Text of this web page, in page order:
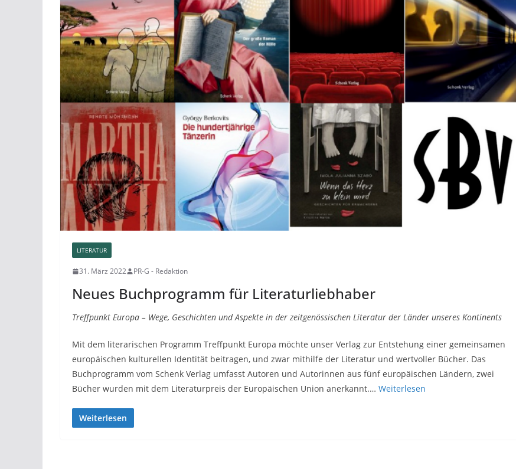
LITERATUR
31. März 2022 PR-G - Redaktion
Neues Buchprogramm für Literaturliebhaber
Treffpunkt Europa – Wege, Geschichten und Aspekte in der zeitgenössischen Literatur der Länder unseres Kontinents
Mit dem literarischen Programm Treffpunkt Europa möchte unser Verlag zur Entstehung einer gemeinsamen
europäischen kulturellen Identität beitragen, und zwar mithilfe der Literatur und wertvoller Bücher. Das
Buchprogramm vom Schenk Verlag umfasst Autoren und Autorinnen aus fünf europäischen Ländern, zwei
Bücher wurden mit dem Literaturpreis der Europäischen Union anerkannt.… Weiterlesen
Weiterlesen